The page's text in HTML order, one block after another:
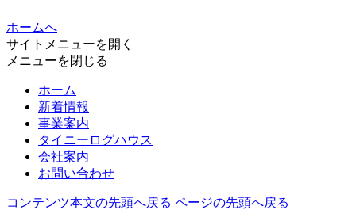
ホームへ
サイトメニューを開く
メニューを閉じる
ホーム
新着情報
事業案内
タイニーログハウス
会社案内
お問い合わせ
コンテンツ本文の先頭へ戻る ページの先頭へ戻る